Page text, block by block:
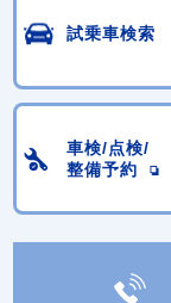
試乗車検索
車検/点検/
整備予約